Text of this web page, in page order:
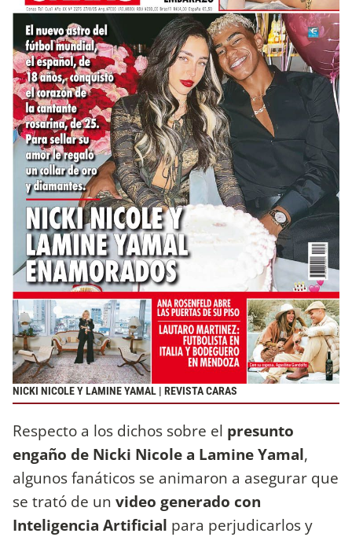
NICKI NICOLE Y LAMINE YAMAL | REVISTA CARAS
Respecto a los dichos sobre el presunto
engaño de Nicki Nicole a Lamine Yamal,
algunos fanáticos se animaron a asegurar que
se trató de un video generado con
Inteligencia Artificial para perjudicarlos y